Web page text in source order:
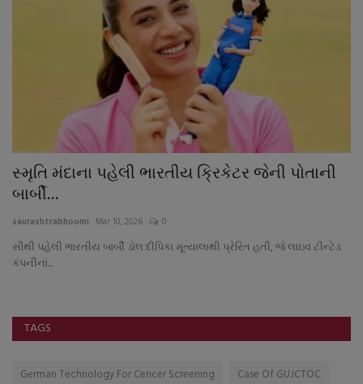
સ્મૃતિ મંદાના પહેલી ભારતીય ક્રિકેટર જેની પોતાની
બાર્બી...
saurashtrabhoomi Mar 10, 2026 0
સૌથી પહેલી ભારતીય બાર્બી ડોલ દીપિકા મૂત્યાલાથી પ્રેરિત હતી, જે લાઇવ ટીન્ટેડ
કંપનીનાં...
TAGS
German Technology For Cencer Screening
Case Of GUJCTOC